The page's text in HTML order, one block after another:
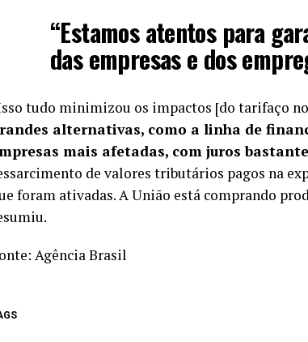
“Estamos atentos para
das empresas e dos
tudo minimizou os impactos [do tarifaço
alternativas, como a linha de
mais afetadas, com juros
de valores tributários pagos na
foram ativadas. A União está comprando
Agência Brasil